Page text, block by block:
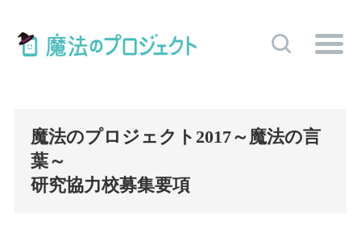
魔法のプロジェクト2017～魔法の言
葉～
研究協力校募集要項